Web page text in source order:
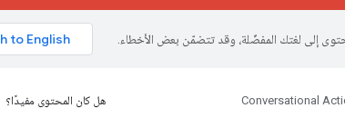
Conversational هل كان المحتوى مفيدًا؟